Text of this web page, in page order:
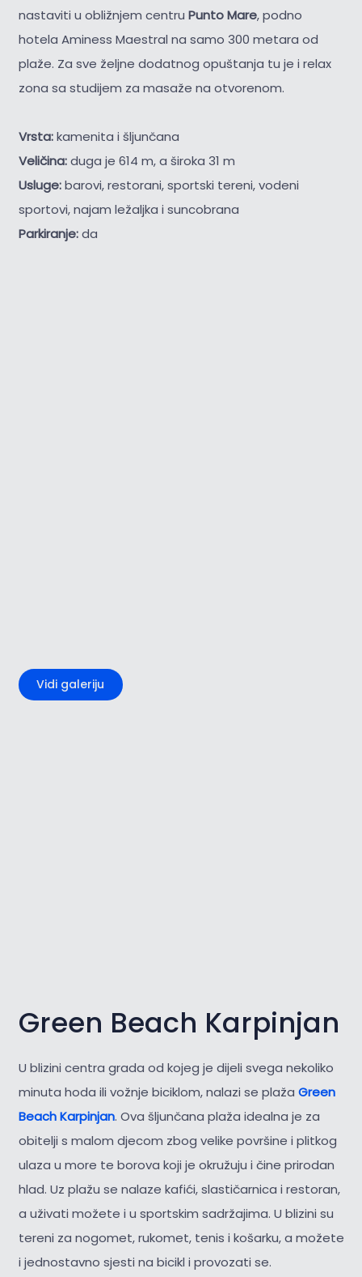
nastaviti u obližnjem centru Punto Mare, podno
hotela Aminess Maestral na samo 300 metara od
plaže. Za sve željne dodatnog opuštanja tu je i relax
zona sa studijem za masaže na otvorenom.
Vrsta:kamenita i šljunčana
Veličina:duga je 614 m, a široka 31 m
Usluge:barovi, restorani, sportski tereni, vodeni
sportovi, najam ležaljka i suncobrana
Parkiranje:da
Vidi galeriju
Green Beach Karpinjan
U blizini centra grada od kojeg je dijeli svega nekoliko
minuta hoda ili vožnje biciklom, nalazi se plaža Green
Beach Karpinjan. Ova šljunčana plaža idealna je za
obitelji s malom djecom zbog velike površine i plitkog
ulaza u more te borova koji je okružuju i čine prirodan
hlad. Uz plažu se nalaze kafići, slastičarnica i restoran,
a uživati možete i u sportskim sadržajima. U blizini su
tereni za nogomet, rukomet, tenis i košarku, a možete
i jednostavno sjesti na bicikl i provozati se.